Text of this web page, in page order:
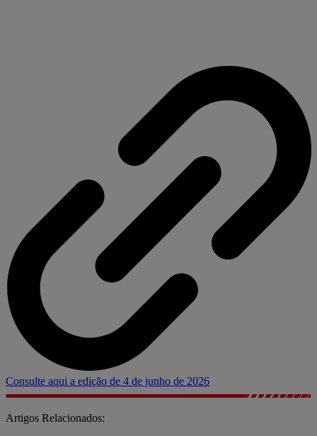
Consulte aqui a edição de 4 de junho de 2026
Artigos Relacionados: